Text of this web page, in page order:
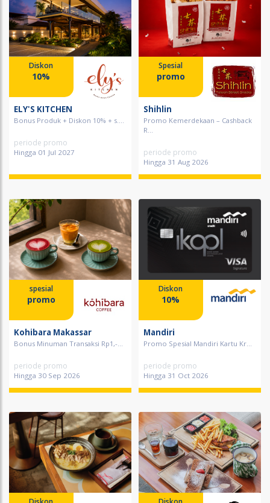
Diskon
10%
ELY'S KITCHEN
Bonus Produk + Diskon 10% + s....
periode promo
Hingga 01 Jul 2027
Spesial
promo
Shihlin
Promo Kemerdekaan – Cashback
R...
periode promo
Hingga 31 Aug 2026
spesial
promo
Kohibara Makassar
Bonus Minuman Transaksi Rp1,-...
periode promo
Hingga 30 Sep 2026
Diskon
10%
Mandiri
Promo Spesial Mandiri Kartu Kr...
periode promo
Hingga 31 Oct 2026